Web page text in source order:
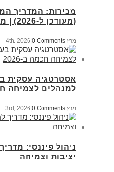
מכירות: המדריך
(מעודכן ל-2026) | משה גרימברג
מרץ 4th, 2026 0 Comments
למנהלים לצמיחה
מרץ 3rd, 2026 0 Comments
ניהול פיננסי:
יציבות וצמיחה